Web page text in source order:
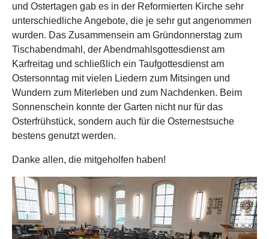
und Ostertagen gab es in der Reformierten Kirche sehr
unterschiedliche Angebote, die je sehr gut angenommen
wurden. Das Zusammensein am Gründonnerstag zum
Tischabendmahl, der Abendmahlsgottesdienst am
Karfreitag und schließlich ein Taufgottesdienst am
Ostersonntag mit vielen Liedern zum Mitsingen und
Wundern zum Miterleben und zum Nachdenken. Beim
Sonnenschein konnte der Garten nicht nur für das
Osterfrühstück, sondern auch für die Osternestsuche
bestens genutzt werden.
Danke allen, die mitgeholfen haben!